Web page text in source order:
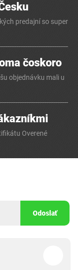
predajní so super
čoskoro
objednávku mali u
Overené
Odoslať